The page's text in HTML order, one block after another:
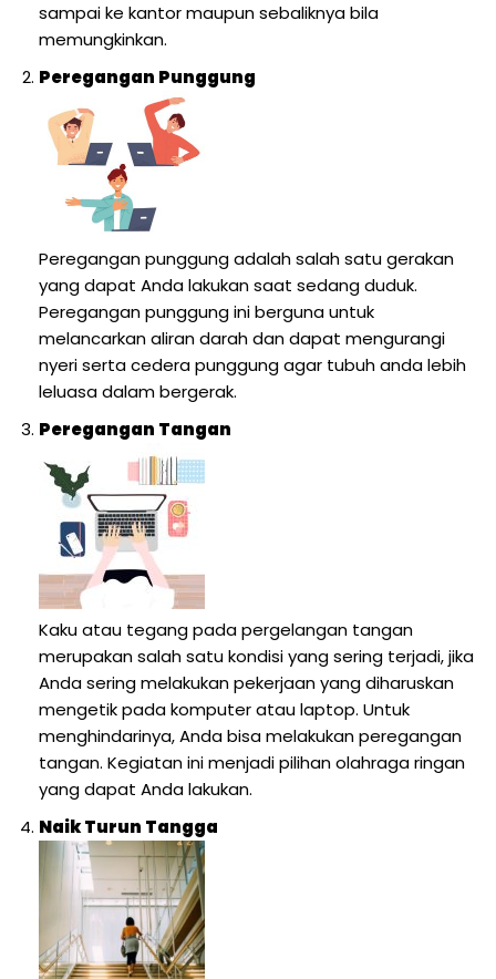
sampai ke kantor maupun sebaliknya bila
memungkinkan.
Peregangan Punggung
Peregangan punggung adalah salah satu gerakan
yang dapat Anda lakukan saat sedang duduk.
Peregangan punggung ini berguna untuk
melancarkan aliran darah dan dapat mengurangi
nyeri serta cedera punggung agar tubuh anda lebih
leluasa dalam bergerak.
Peregangan Tangan
Kaku atau tegang pada pergelangan tangan
merupakan salah satu kondisi yang sering terjadi, jika
Anda sering melakukan pekerjaan yang diharuskan
mengetik pada komputer atau laptop. Untuk
menghindarinya, Anda bisa melakukan peregangan
tangan. Kegiatan ini menjadi pilihan olahraga ringan
yang dapat Anda lakukan.
Naik Turun Tangga